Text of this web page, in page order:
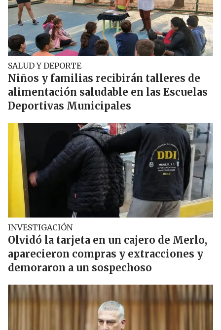
SALUD Y DEPORTE
Niños y familias recibirán talleres de
alimentación saludable en las Escuelas
Deportivas Municipales
INVESTIGACIÓN
Olvidó la tarjeta en un cajero de Merlo,
aparecieron compras y extracciones y
demoraron a un sospechoso